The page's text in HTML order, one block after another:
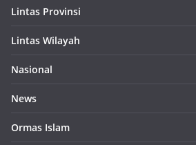
Lintas Provinsi
Lintas Wilayah
Nasional
News
Ormas Islam